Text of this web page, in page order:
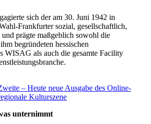
sich der am 30. Juni 1942 in
Frankfurter sozial, gesellschaftlich,
prägte maßgeblich sowohl die
begründeten hessischen
WISAG als auch die gesamte Facility
– Heute neue Ausgabe des Online-
Kulturszene
unternimmt